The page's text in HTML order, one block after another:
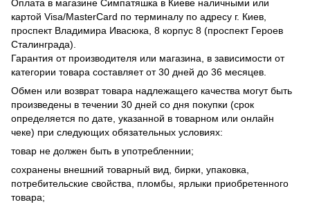
Оплата в магазине Симпатяшка в Киеве наличными или
картой Visa/MasterCard по терминалу по адресу г. Киев,
проспект Владимира Ивасюка, 8 корпус 8 (проспект Героев
Сталинграда).
Гарантия от производителя или магазина, в зависимости от
категории товара составляет от 30 дней до 36 месяцев.
Обмен или возврат товара надлежащего качества могут быть
произведены в течении 30 дней со дня покупки (срок
определяется по дате, указанной в товарном или онлайн
чеке) при следующих обязательных условиях:
товар не должен быть в употребленнии;
сохранены внешний товарный вид, бирки, упаковка,
потребительские свойства, пломбы, ярлыки приобретенного
товара;